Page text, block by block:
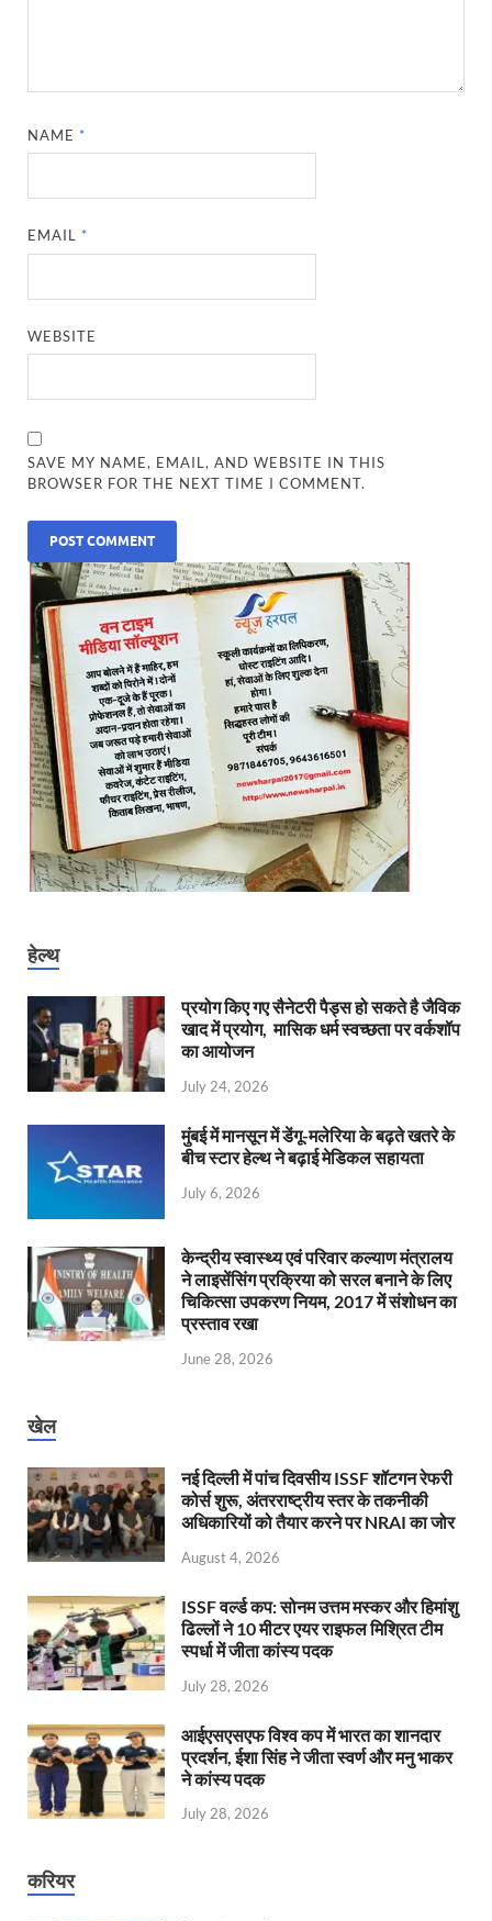
NAME *
EMAIL *
WEBSITE
SAVE MY NAME, EMAIL, AND WEBSITE IN THIS
BROWSER FOR THE NEXT TIME I COMMENT.
हेल्थ
प्रयोग किए गए सैनेटरी पैड्स हो सकते है जैविक
खाद में प्रयोग, मासिक धर्म स्वच्छता पर वर्कशॉप
का आयोजन
July 24, 2026
मुंबई में मानसून में डेंगू-मलेरिया के बढ़ते खतरे के
बीच स्टार हेल्थ ने बढ़ाई मेडिकल सहायता
July 6, 2026
केन्‍द्रीय स्वास्थ्य एवं परिवार कल्याण मंत्रालय
ने लाइसेंसिंग प्रक्रिया को सरल बनाने के लिए
चिकित्सा उपकरण नियम, 2017 में संशोधन का
प्रस्ताव रखा
June 28, 2026
खेल
नई दिल्ली में पांच दिवसीय ISSF शॉटगन रेफरी
कोर्स शुरू, अंतरराष्ट्रीय स्तर के तकनीकी
अधिकारियों को तैयार करने पर NRAI का जोर
August 4, 2026
ISSF वर्ल्ड कप: सोनम उत्तम मस्कर और हिमांशु
ढिल्लों ने 10 मीटर एयर राइफल मिश्रित टीम
स्पर्धा में जीता कांस्य पदक
July 28, 2026
आईएसएसएफ विश्व कप में भारत का शानदार
प्रदर्शन, ईशा सिंह ने जीता स्वर्ण और मनु भाकर
ने कांस्य पदक
July 28, 2026
करियर